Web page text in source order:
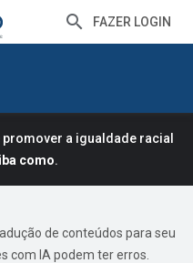
FAZER LOGIN
a igualdade racial
como.
de conteúdos para seu
com IA podem ter erros.